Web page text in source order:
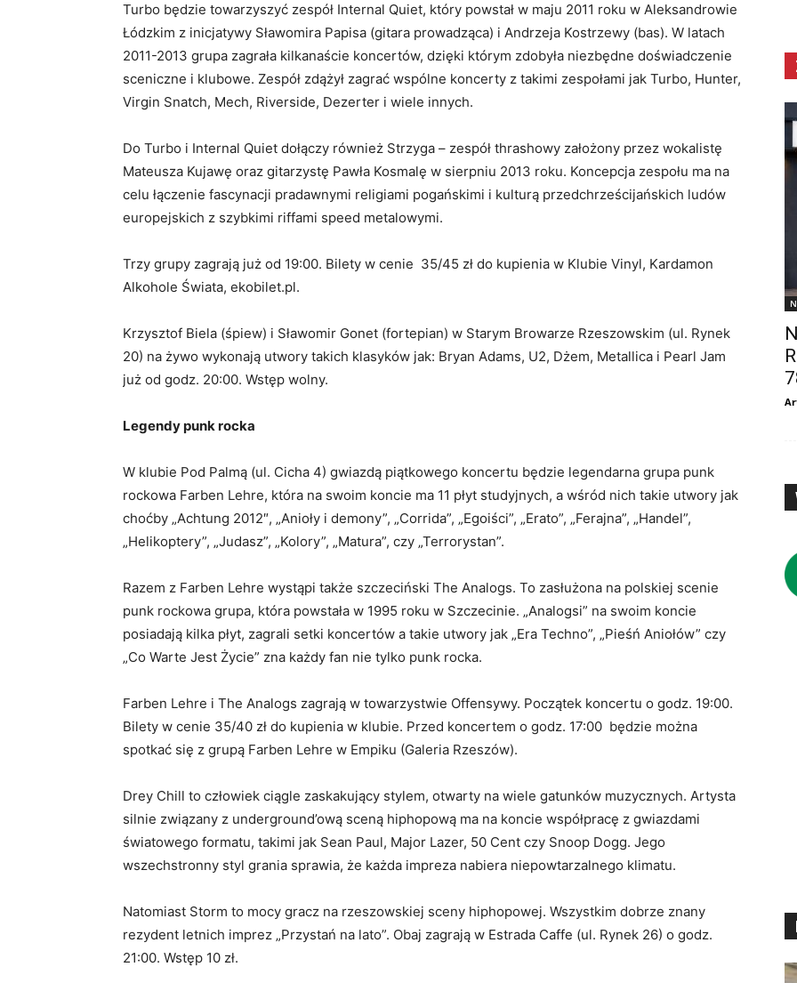
Turbo będzie towarzyszyć zespół Internal Quiet, który powstał w maju 2011 roku w Aleksandrowie
Łódzkim z inicjatywy Sławomira Papisa (gitara prowadząca) i Andrzeja Kostrzewy (bas). W latach
2011-2013 grupa zagrała kilkanaście koncertów, dzięki którym zdobyła niezbędne doświadczenie
sceniczne i klubowe. Zespół zdążył zagrać wspólne koncerty z takimi zespołami jak Turbo, Hunter,
Virgin Snatch, Mech, Riverside, Dezerter i wiele innych.
Do Turbo i Internal Quiet dołączy również Strzyga – zespół thrashowy założony przez wokalistę
Mateusza Kujawę oraz gitarzystę Pawła Kosmalę w sierpniu 2013 roku. Koncepcja zespołu ma na
celu łączenie fascynacji pradawnymi religiami pogańskimi i kulturą przedchrześcijańskich ludów
europejskich z szybkimi riffami speed metalowymi.
Trzy grupy zagrają już od 19:00. Bilety w cenie 35/45 zł do kupienia w Klubie Vinyl, Kardamon
Alkohole Świata, ekobilet.pl.
Krzysztof Biela (śpiew) i Sławomir Gonet (fortepian) w Starym Browarze Rzeszowskim (ul. Rynek
20) na żywo wykonają utwory takich klasyków jak: Bryan Adams, U2, Dżem, Metallica i Pearl Jam
już od godz. 20:00. Wstęp wolny.
Legendy punk rocka
W klubie Pod Palmą (ul. Cicha 4) gwiazdą piątkowego koncertu będzie legendarna grupa punk
rockowa Farben Lehre, która na swoim koncie ma 11 płyt studyjnych, a wśród nich takie utwory jak
choćby „Achtung 2012″, „Anioły i demony”, „Corrida”, „Egoiści”, „Erato”, „Ferajna”, „Handel”,
„Helikoptery”, „Judasz”, „Kolory”, „Matura”, czy „Terrorystan”.
Razem z Farben Lehre wystąpi także szczeciński The Analogs. To zasłużona na polskiej scenie
punk rockowa grupa, która powstała w 1995 roku w Szczecinie. „Analogsi” na swoim koncie
posiadają kilka płyt, zagrali setki koncertów a takie utwory jak „Era Techno”, „Pieśń Aniołów” czy
„Co Warte Jest Życie” zna każdy fan nie tylko punk rocka.
Farben Lehre i The Analogs zagrają w towarzystwie Offensywy. Początek koncertu o godz. 19:00.
Bilety w cenie 35/40 zł do kupienia w klubie. Przed koncertem o godz. 17:00 będzie można
spotkać się z grupą Farben Lehre w Empiku (Galeria Rzeszów).
Drey Chill to człowiek ciągle zaskakujący stylem, otwarty na wiele gatunków muzycznych. Artysta
silnie związany z underground’ową sceną hiphopową ma na koncie współpracę z gwiazdami
światowego formatu, takimi jak Sean Paul, Major Lazer, 50 Cent czy Snoop Dogg. Jego
wszechstronny styl grania sprawia, że każda impreza nabiera niepowtarzalnego klimatu.
Natomiast Storm to mocy gracz na rzeszowskiej sceny hiphopowej. Wszystkim dobrze znany
rezydent letnich imprez „Przystań na lato”. Obaj zagrają w Estrada Caffe (ul. Rynek 26) o godz.
21:00. Wstęp 10 zł.
pewne
wobec
Ci
ozdób